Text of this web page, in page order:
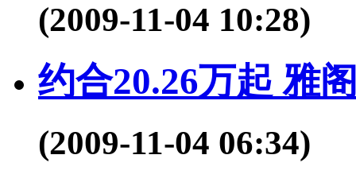
(2009-11-04 10:28)
约合20.26万起 雅
(2009-11-04 06:34)